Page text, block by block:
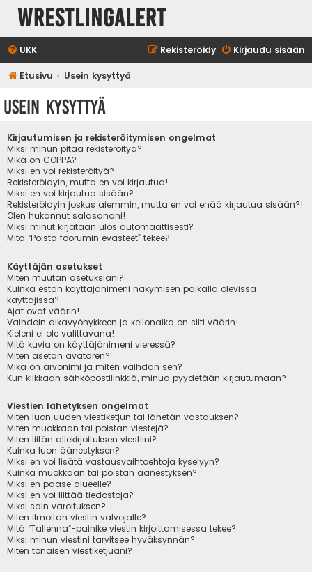
WrestlingAlert
UKK Kirjaudu sisään
Rekisteröidy
Etusivu Usein kysyttyä
Usein kysyttyä
Kirjautumisen ja rekisteröitymisen ongelmat
Miksi minun pitää rekisteröityä?
Mikä on COPPA?
Miksi en voi rekisteröityä?
Rekisteröidyin, mutta en voi kirjautua!
Miksi en voi kirjautua sisään?
Rekisteröidyin joskus aiemmin, mutta en voi enää kirjautua sisään?!
Olen hukannut salasanani!
Miksi minut kirjataan ulos automaattisesti?
Mitä “Poista foorumin evästeet” tekee?
Käyttäjän asetukset
Miten muutan asetuksiani?
Kuinka estän käyttäjänimeni näkymisen paikalla olevissa
käyttäjissä?
Ajat ovat väärin!
Vaihdoin aikavyöhykkeen ja kellonaika on silti väärin!
Kieleni ei ole valittavana!
Mitä kuvia on käyttäjänimeni vieressä?
Miten asetan avataren?
Mikä on arvonimi ja miten vaihdan sen?
Kun klikkaan sähköpostilinkkiä, minua pyydetään kirjautumaan?
Viestien lähetyksen ongelmat
Miten luon uuden viestiketjun tai lähetän vastauksen?
Miten muokkaan tai poistan viestejä?
Miten liitän allekirjoituksen viestiini?
Kuinka luon äänestyksen?
Miksi en voi lisätä vastausvaihtoehtoja kyselyyn?
Kuinka muokkaan tai poistan äänestyksen?
Miksi en pääse alueelle?
Miksi en voi liittää tiedostoja?
Miksi sain varoituksen?
Miten ilmoitan viestin valvojalle?
Mitä “Tallenna”-painike viestin kirjoittamisessa tekee?
Miksi minun viestini tarvitsee hyväksynnän?
Miten tönäisen viestiketjuani?